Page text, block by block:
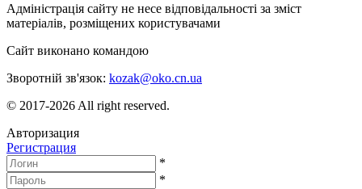
Адміністрація сайту не несе відповідальності за зміст
матеріалів, розміщених користувачами
Сайт виконано командою
Зворотній зв'язок: kozak@oko.cn.ua
© 2017-2026 All right reserved.
Авторизация
Регистрация
*
*